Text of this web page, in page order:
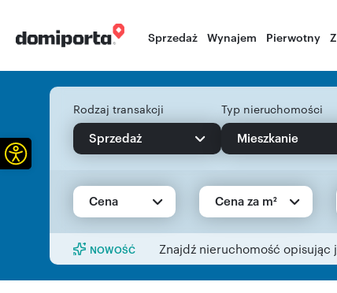
Sprzedaż Wynajem Pierwotny
Rodzaj transakcji
Sprzedaż
Typ nieruchomości
Mieszkanie
Cena Cena za m²
NOWOŚĆ Znajdź nieruchomość opisując
Otwórz pasek narzędzi